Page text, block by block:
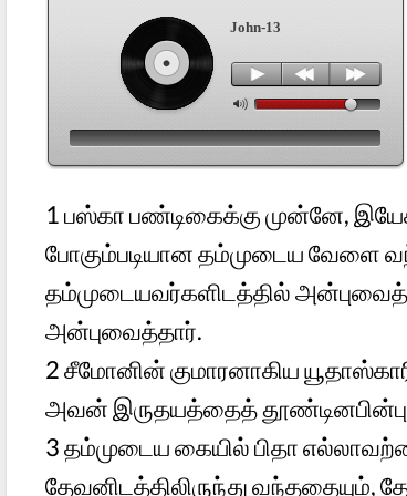
John-13
1பஸ்கா பண்டிகைக்கு முன்னே,
போகும்படியான தம்முடைய வேளை
தம்முடையவர்களிடத்தில்
அன்புவைத்தார்.
2சீமோனின் குமாரனாகிய
அவன் இருதயத்தைத்
3தம்முடைய கையில் பிதா
தேவனிடத்திலிருந்து வந்ததையும்,